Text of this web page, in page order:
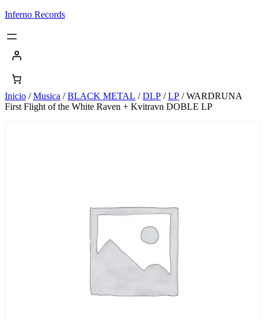
Saltar
contenido
Inferno Records
Inicio /Musica /BLACK METAL /DLP /LP / WARDRUNA
First Flight of the White Raven + Kvitravn DOBLE LP